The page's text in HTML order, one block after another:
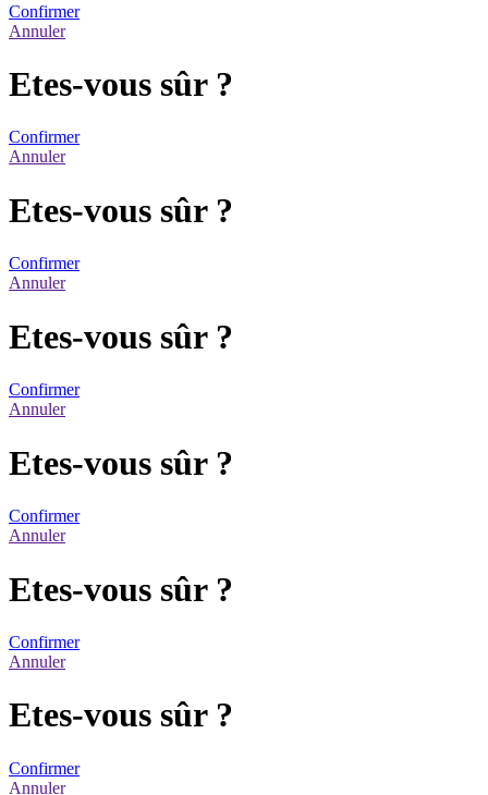
Confirmer
Annuler
Etes-vous sûr ?
Confirmer
Annuler
Etes-vous sûr ?
Confirmer
Annuler
Etes-vous sûr ?
Confirmer
Annuler
Etes-vous sûr ?
Confirmer
Annuler
Etes-vous sûr ?
Confirmer
Annuler
Etes-vous sûr ?
Confirmer
Annuler